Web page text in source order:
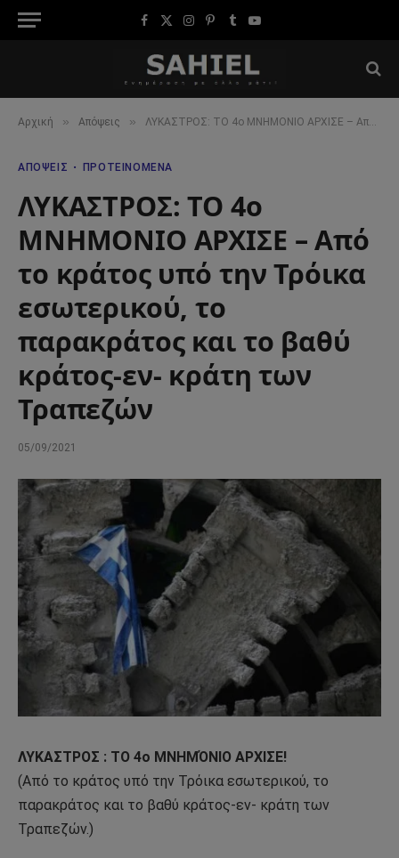
Facebook
X
Instagram
Pinterest
TumblrYouTube
Αρχική » Απόψεις » ΛΥΚΑΣΤΡΟΣ: ΤΟ 4ο ΜΝΗΜΟΝΙΟ ΑΡΧΙΣΕ – Από το κράτος υπό την Τρόικα εσωτερικού, το παρακράτος και το βαθύ κράτος-εν- κράτη των Τραπεζών
ΑΠΌΨΕΙΣ ΠΡΟΤΕΙΝΌΜΕΝΑ
ΛΥΚΑΣΤΡΟΣ: ΤΟ 4ο
ΜΝΗΜΟΝΙΟ ΑΡΧΙΣΕ – Από
το κράτος υπό την Τρόικα
εσωτερικού, το
παρακράτος και το βαθύ
κράτος-εν- κράτη των
Τραπεζών
05/09/2021
ΛΥΚΑΣΤΡΟΣ : ΤΟ 4ο ΜΝΗΜΌΝΙΟ ΑΡΧΙΣΕ!
(Από το κράτος υπό την Τρόικα εσωτερικού, το
παρακράτος και το βαθύ κράτος-εν- κράτη των
Τραπεζών.)